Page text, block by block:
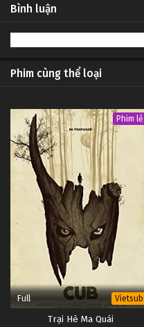
Bình luận
Phim cùng thể loại
Phim lẻ
Full Vietsub
Trại Hè Ma Quái